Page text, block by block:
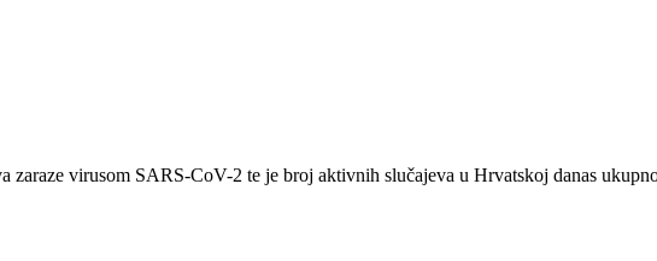
zaraze virusom SARS-CoV-2 te je broj aktivnih slučajeva u Hrvatskoj danas